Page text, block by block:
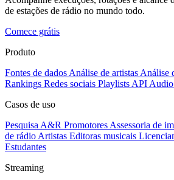
de estações de rádio no mundo todo.
Comece grátis
Produto
Fontes de dados Análise de artistas Análise
Rankings Redes sociais Playlists API Audio
Casos de uso
Pesquisa A&R Promotores Assessoria de
de rádio Artistas Editoras musicais
Estudantes
Streaming